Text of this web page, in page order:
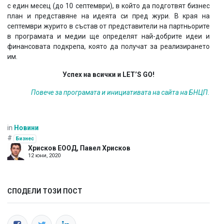
с един месец (до 10 септември), в който да подготвят бизнес
план и представяне на идеята си пред жури. В края на
септември журито в състав от представители на партньорите
в програмата и медии ще определят най-добрите идеи и
финансовата подкрепа, която да получат за реализирането
им.
Успех на всички и LET’S GO!
Повече за програмата и инициативата на сайта на БНЦП.
in Новини
#
Бизнес
Хрисков ЕООД, Павел Хрисков
12 юни, 2020
СПОДЕЛИ ТОЗИ ПОСТ